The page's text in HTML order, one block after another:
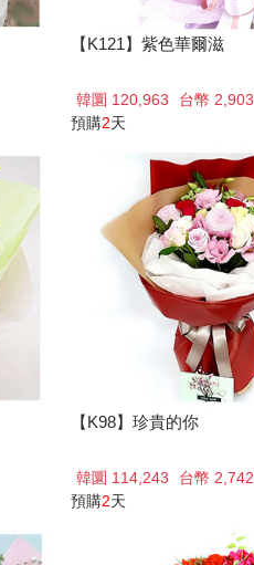
【K121】紫色華爾滋
韓圜 120,963
台幣 2,903
預購2天
【K98】珍貴的你
韓圜 114,243
台幣 2,742
預購2天